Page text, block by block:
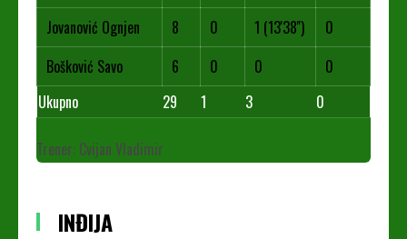
Jovanović Ognjen 8 0 1 (13'38'')
0
Bošković Savo
6 0 0
0
Ukupno
29 1 3 0
Trener: Cvijan Vladimir
INĐIJA